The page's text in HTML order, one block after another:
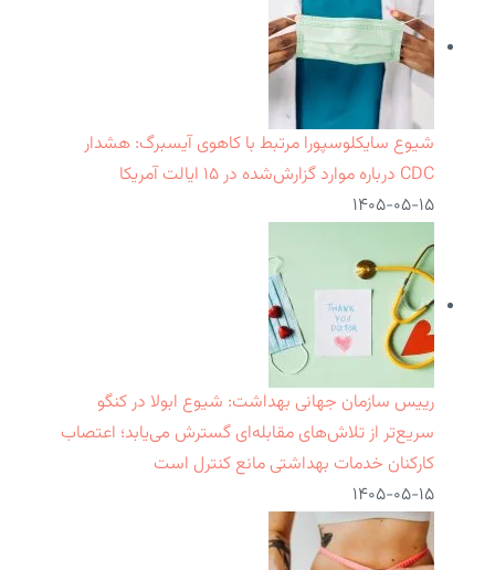
شیوع سایکلوسپورا مرتبط با کاهوی آیسبرگ: هشدار
CDC درباره موارد گزارش‌شده در ۱۵ ایالت آمریکا
۱۴۰۵-۰۵-۱۵
رییس سازمان جهانی بهداشت: شیوع ابولا در کنگو
سریع‌تر از تلاش‌های مقابله‌ای گسترش می‌یابد؛ اعتصاب
کارکنان خدمات بهداشتی مانع کنترل است
۱۴۰۵-۰۵-۱۵